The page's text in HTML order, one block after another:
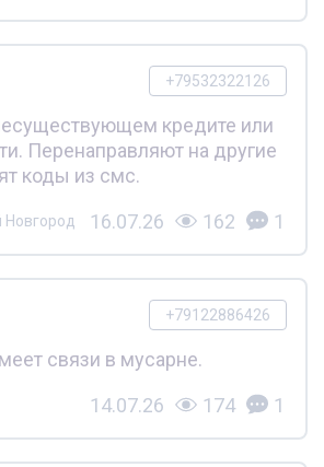
+79532322126
кредите или
Перенаправляют на другие
коды из смс.
Новгород 16.07.26 162 1
+79122886426
связи в мусарне.
14.07.26 174 1